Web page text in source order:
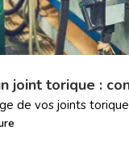
joint torique :
de vos joints